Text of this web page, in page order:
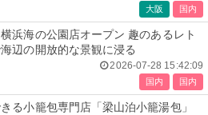
大阪 国内
浜海の公園店オープン 趣のあるレト
辺の開放的な景観に浸る
2026-07-28 15:42:09
国内 国内
る小籠包専門店「梁山泊小籠湯包」